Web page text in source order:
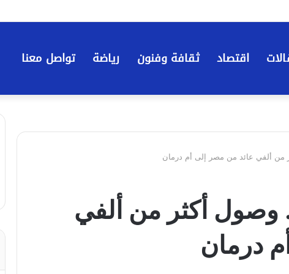
اقتصاد ثقافة وفنون رياضة تواصل معنا
50 بصاً… وصول أكثر من ألفي
درمان